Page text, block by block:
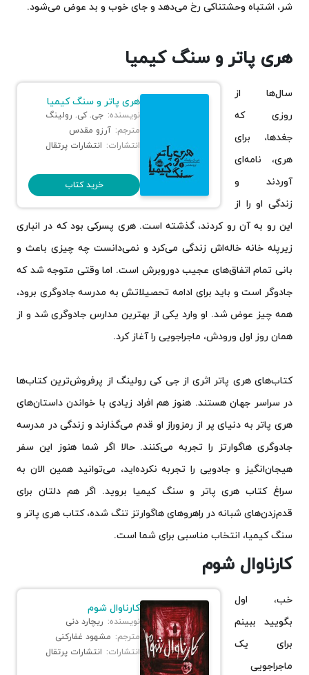
شر، اشتباه وحشتناکی رخ می‌دهد و جای خوب و بد عوض می‌شود.
هری پاتر و سنگ کیمیا
هری پاتر و سنگ کیمیا
نویسنده: جی. کی. رولینگ
مترجم: آرزو مقدس
انتشارات: انتشارات پرتقال
خرید کتاب
سال‌ها از
روزی که
جغدها، برای
هری، نامه‌ای
آوردند و
زندگی او را از
این رو به آن رو کردند، گذشته است. هری پسرکی بود که در انباری
زیرپله‌ خانه خاله‌اش زندگی می‌کرد و نمی‌دانست چه چیزی باعث و
بانی تمام اتفاق‌های عجیب دوروبرش است. اما وقتی متوجه شد که
جادوگر است و باید برای ادامه‌ تحصیلاتش به مدرسه جادوگری برود،
همه چیز عوض شد. او وارد یکی از بهترین مدارس جادوگری شد و از
همان روز اول ورودش، ماجراجویی را آغاز کرد.
کتاب‌های هری پاتر اثری از جی کی رولینگ از پرفروش‌ترین کتاب‌ها
در سراسر جهان هستند. هنوز هم افراد زیادی با خواندن داستان‌های
هری پاتر به دنیای پر از رمزوراز او قدم می‌گذارند و زندگی در مدرسه
جادوگری هاگوارتز را تجربه می‌کنند. حالا اگر شما هنوز این سفر
هیجان‌انگیز و جادویی را تجربه نکرده‌اید، می‌توانید همین الان به
سراغ کتاب هری پاتر و سنگ کیمیا بروید. اگر هم دلتان برای
قدم‌زدن‌های شبانه در راهروهای هاگوارتز تنگ شده، کتاب هری پاتر و
سنگ کیمیا، انتخاب مناسبی برای شما است.
کارناوال شوم
کارناوال شوم
نویسنده: ریچارد دنی
مترجم: مشهود غفارکنی
انتشارات: انتشارات پرتقال
خب، اول
بگویید ببینم
برای یک
ماجراجویی